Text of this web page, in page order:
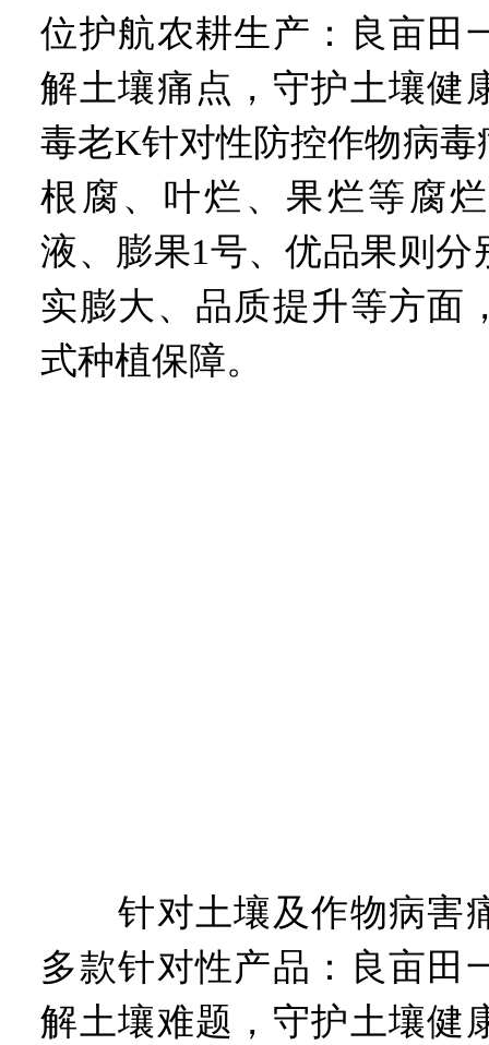
位护航农耕生产：良亩田
解土壤痛点，守护土壤健
毒老K针对性防控作物病
根腐、叶烂、果烂等腐
液、膨果1号、优品果则分
实膨大、品质提升等方面
式种植保障。
针对土壤及作物病害
多款针对性产品：良亩田
解土壤难题，守护土壤健